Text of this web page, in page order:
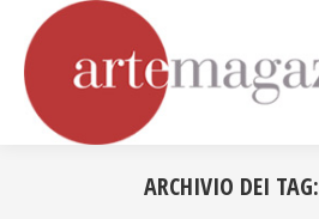
ARCHIVIO DEI TAG: